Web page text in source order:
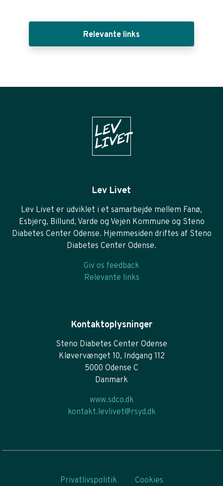
Relevante links
Lev Livet
Lev Livet er udviklet i et samarbejde mellem Fanø,
Esbjerg, Billund, Varde og Vejen Kommune og Steno
Diabetes Center Odense. Hjemmesiden driftes af Steno
Diabetes Center Odense.
Giv os feedback
Relevante links
Kontaktoplysninger
Steno Diabetes Center Odense
Kløvervænget 10, Indgang 112
5000 Odense C
Danmark
www.sdco.dk
kontakt.levlivet@rsyd.dk
Privatlivspolitik Cookies